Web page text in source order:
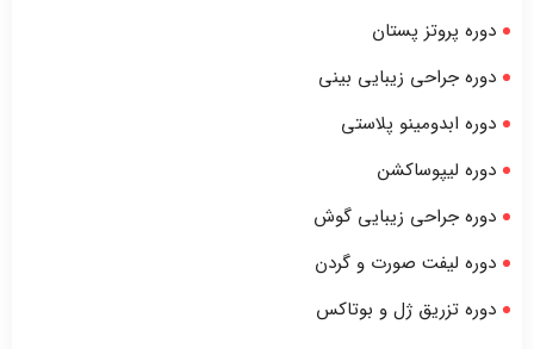
دوره پروتز پستان
دوره جراحی زیبایی بینی
دوره ابدومینو پلاستی
دوره لیپوساکشن
دوره جراحی زیبایی گوش
دوره لیفت صورت و گردن
دوره تزریق ژل و بوتاکس